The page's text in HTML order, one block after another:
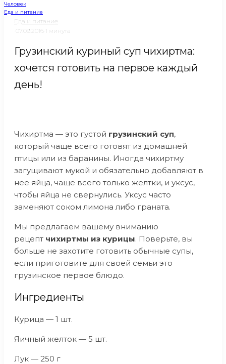
Человек
Еда и питание
Еда и питание
07.09.2016 1 минута
Грузинский куриный суп чихиртма:
хочется готовить на первое каждый
день!
Чихиртма — это густой грузинский суп,
который чаще всего готовят из домашней
птицы или из баранины. Иногда чихиртму
загущивают мукой и обязательно добавляют в
нее яйца, чаще всего только желтки, и уксус,
чтобы яйца не свернулись. Уксус часто
заменяют соком лимона либо граната.
Мы предлагаем вашему вниманию
рецепт чихиртмы из курицы. Поверьте, вы
больше не захотите готовить обычные супы,
если приготовите для своей семьи это
грузинское первое блюдо.
Ингредиенты
Курица — 1 шт.
Яичный желток — 5 шт.
Лук — 250 г